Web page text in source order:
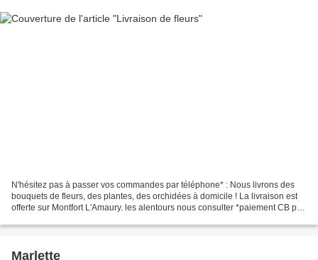
N'hésitez pas à passer vos commandes par téléphone* : Nous livrons des
bouquets de fleurs, des plantes, des orchidées à domicile ! La livraison est
offerte sur Montfort L'Amaury. les alentours nous consulter *paiement CB par
Marlette